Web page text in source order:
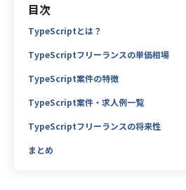
目次
TypeScriptとは？
TypeScriptフリーランスの単価相場
TypeScript案件の特徴
TypeScript案件・求人例一覧
TypeScriptフリーランスの将来性
まとめ